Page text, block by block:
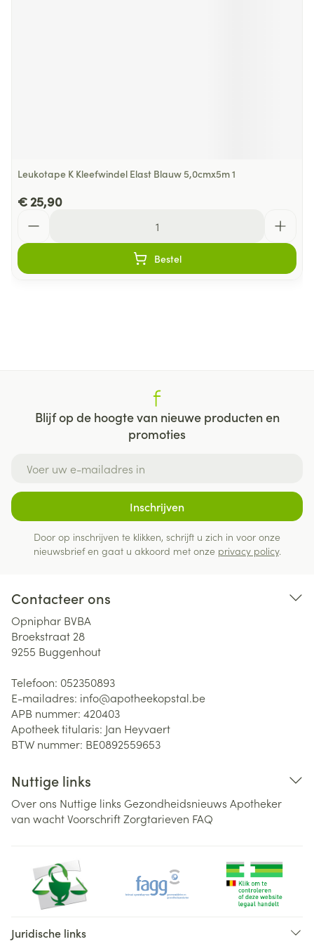
Leukotape K Kleefwindel Elast Blauw 5,0cmx5m 1
€ 25,90
Bestel
Blijf op de hoogte van nieuwe producten en
promoties
Inschrijven
Door op inschrijven te klikken, schrijft u zich in voor onze
nieuwsbrief en gaat u akkoord met onze privacy policy.
Contacteer ons
Opniphar BVBA
Broekstraat 28
9255 Buggenhout
Telefoon: 052350893
E-mailadres: info@apotheekopstal.be
APB nummer: 420403
Apotheek titularis: Jan Heyvaert
BTW nummer: BE0892559653
Nuttige links
Over ons Nuttige links Gezondheidsnieuws Apotheker
van wachtVoorschriftZorgtarieven FAQ
Juridische links